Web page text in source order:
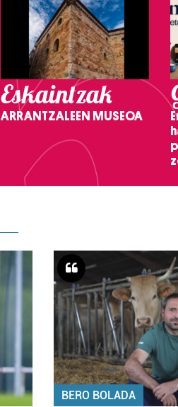
Eskaintzak
ARRANTZALEEN MUSEOA
BERO BOLADA